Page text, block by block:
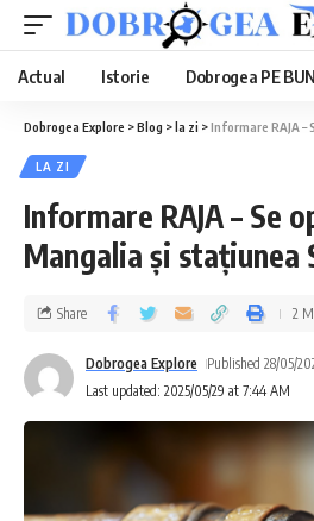
Actual Istorie Dobrogea PE
Dobrogea Explore >Blog >la zi >Informare RAJA – Se
LA ZI
Informare RAJA – Se
Mangalia și stațiunea
Last updated: 2025/05/29 at 7:44 AM
Dobrogea Explore Published 28/05/
Share 2